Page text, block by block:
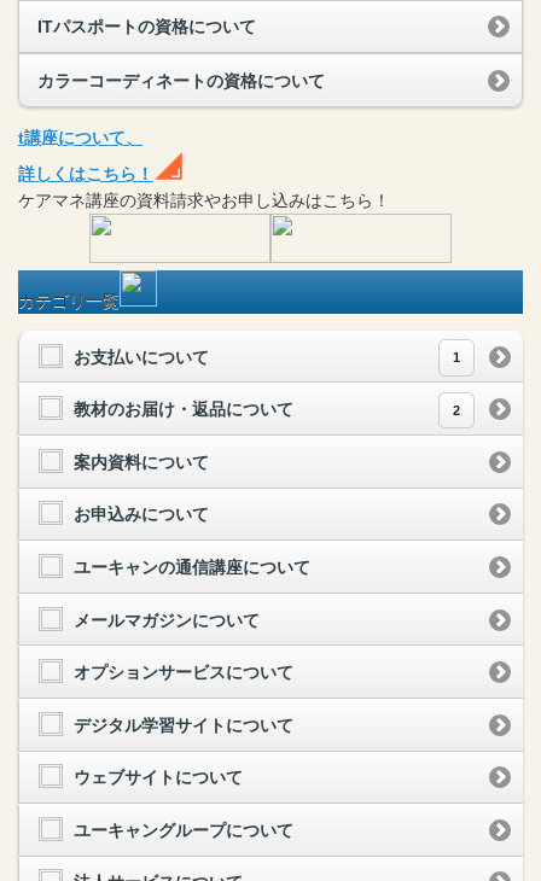
ITパスポートの資格について
カラーコーディネートの資格について
t講座について、
詳しくはこちら！
ケアマネ講座の資料請求やお申し込みはこちら！
カテゴリ一覧
お支払いについて 1
教材のお届け・返品について 2
案内資料について
お申込みについて
ユーキャンの通信講座について
メールマガジンについて
オプションサービスについて
デジタル学習サイトについて
ウェブサイトについて
ユーキャングループについて